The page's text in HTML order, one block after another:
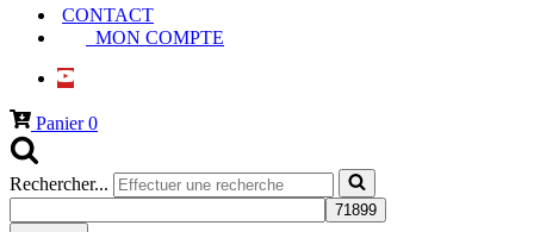
CONTACT
MON COMPTE
Panier0
Rechercher...